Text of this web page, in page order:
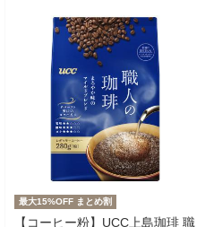
最大15%OFF まとめ割
【コーヒー粉】UCC上島珈琲 職